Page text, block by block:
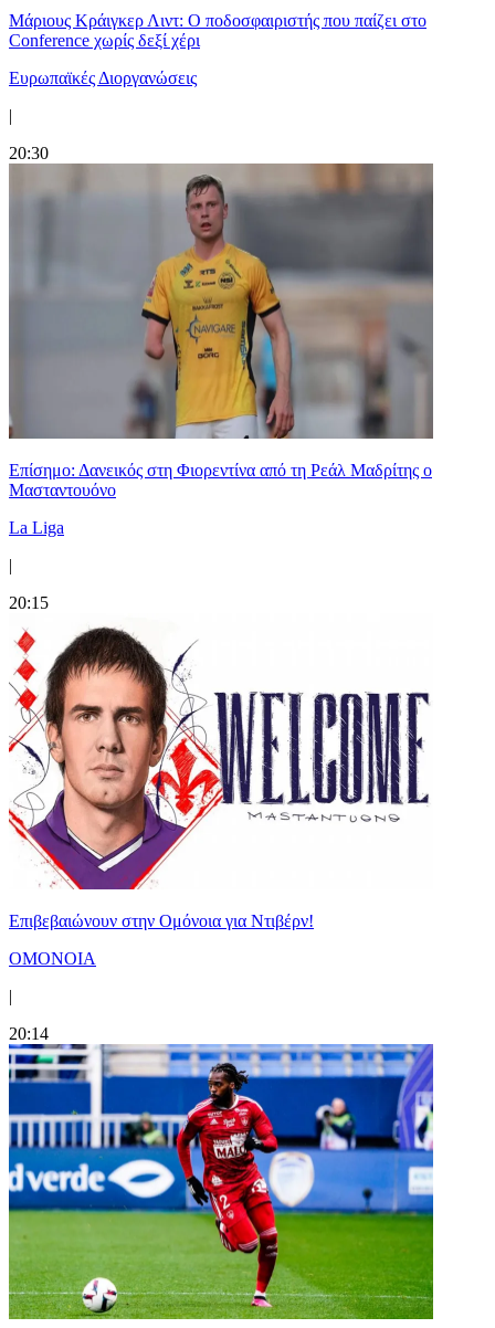
Μάριους Κράιγκερ Λιντ: Ο ποδοσφαιριστής που παίζει στο
Conference χωρίς δεξί χέρι
Ευρωπαϊκές Διοργανώσεις
|
20:30
Επίσημο: Δανεικός στη Φιορεντίνα από τη Ρεάλ Μαδρίτης ο
Μασταντουόνο
La Liga
|
20:15
Επιβεβαιώνουν στην Ομόνοια για Ντιβέρν!
ΟΜΟΝΟΙΑ
|
20:14